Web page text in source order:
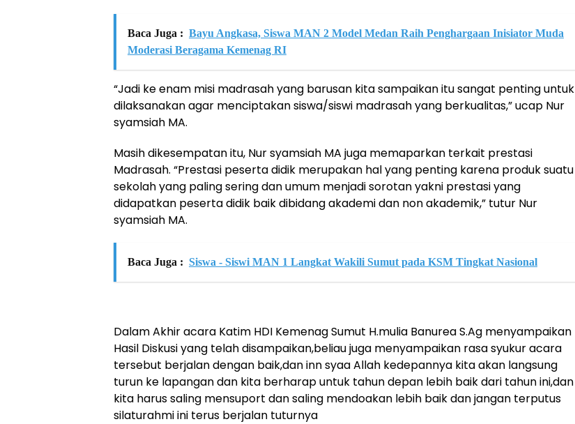
Baca Juga : Bayu Angkasa, Siswa MAN 2 Model Medan Raih Penghargaan Inisiator Muda
Moderasi Beragama Kemenag RI
“Jadi ke enam misi madrasah yang barusan kita sampaikan itu sangat penting untuk
dilaksanakan agar menciptakan siswa/siswi madrasah yang berkualitas,” ucap Nur
syamsiah MA.
Masih dikesempatan itu, Nur syamsiah MA juga memaparkan terkait prestasi
Madrasah. “Prestasi peserta didik merupakan hal yang penting karena produk suatu
sekolah yang paling sering dan umum menjadi sorotan yakni prestasi yang
didapatkan peserta didik baik dibidang akademi dan non akademik,” tutur Nur
syamsiah MA.
Baca Juga : Siswa - Siswi MAN 1 Langkat Wakili Sumut pada KSM Tingkat Nasional
Dalam Akhir acara Katim HDI Kemenag Sumut H.mulia Banurea S.Ag menyampaikan
Hasil Diskusi yang telah disampaikan,beliau juga menyampaikan rasa syukur acara
tersebut berjalan dengan baik,dan inn syaa Allah kedepannya kita akan langsung
turun ke lapangan dan kita berharap untuk tahun depan lebih baik dari tahun ini,dan
kita harus saling mensuport dan saling mendoakan lebih baik dan jangan terputus
silaturahmi ini terus berjalan tuturnya